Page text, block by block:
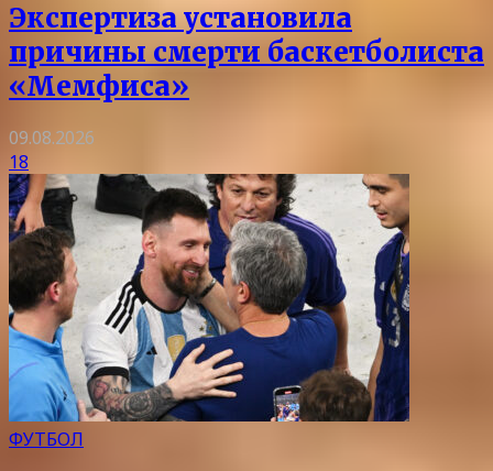
Экспертиза установила
причины смерти баскетболиста
«Мемфиса»
09.08.2026
18
ФУТБОЛ